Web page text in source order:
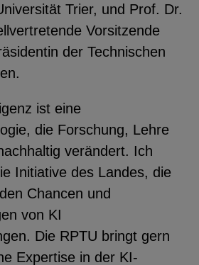
Trier, und Prof. Dr.
Vorsitzende
der Technischen
ist eine
die Forschung, Lehre
verändert. Ich
Initiative des Landes, die
Chancen und
von KI
Die RPTU bringt gern
Expertise in der KI-